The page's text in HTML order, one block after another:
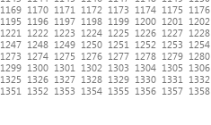
1169 1170 1171 1172 1173 1174 1175 1176
1195
1196 1197 1198 1199 1200 1201 1202
1221
1222 1223 1224 1225 1226 1227 1228
1247 1248 1249 1250 1251 1252 1253 1254
1273
1274 1275 1276 1277 1278 1279 1280
1299 1300 1301 1302 1303 1304 1305 1306
1325
1326 1327 1328 1329 1330 1331 1332
1351
1352 1353 1354 1355 1356 1357 1358